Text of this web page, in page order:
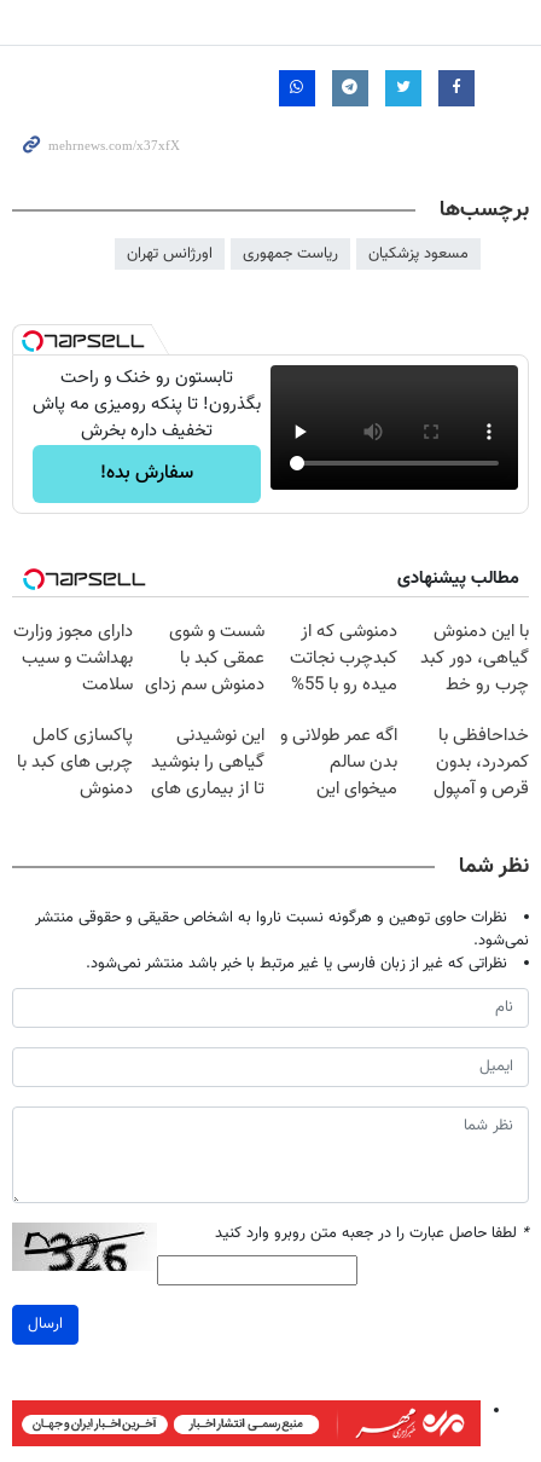
برچسب‌ها
مسعود پزشکیان ریاست جمهوری اورژانس تهران
تابستون رو خنک و راحت
بگذرون! تا پنکه رومیزی مه پاش
تخفیف داره بخرش
سفارش بده!
مطالب پیشنهادی
با این دمنوش
گیاهی، دور کبد
چرب رو خط
دمنوشی که از
کبدچرب نجاتت
میده رو با 55%
شست و شوی
عمقی کبد با
دمنوش سم زدای
دارای مجوز وزارت
بهداشت و سیب
سلامت
خداحافظی با
کمردرد، بدون
قرص و آمپول
اگه عمر طولانی و
بدن سالم
میخوای این
این نوشیدنی
گیاهی را بنوشید
تا از بیماری های
پاکسازی کامل
چربی های کبد با
دمنوش
نظر شما
نظرات حاوی توهین و هرگونه نسبت ناروا به اشخاص حقیقی و حقوقی منتشر
نمی‌شود.
نظراتی که غیر از زبان فارسی یا غیر مرتبط با خبر باشد منتشر نمی‌شود.
* لطفا حاصل عبارت را در جعبه متن روبرو وارد کنید
ارسال